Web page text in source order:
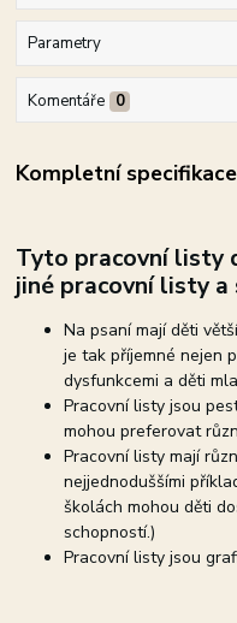
Parametry
Komentáře 0
Kompletní specifikace
Tyto pracovní listy
jiné pracovní listy a
Na psaní mají děti
je tak příjemné nejen
dysfunkcemi a děti
Pracovní listy jsou
mohou preferovat
Pracovní listy mají
nejjednoduššími
školách mohou děti
schopností.)
Pracovní listy jsou